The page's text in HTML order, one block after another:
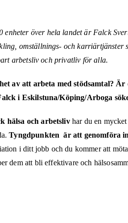
enheter över hela landet är Falck
omställnings- och
arbetsliv och privatliv för alla.
av att arbeta med stödsamtal?
i Eskilstuna/Köping/Arboga
hälsa och arbetsliv har du en
Tyngdpunkten är att genomföra
i ditt jobb och du kommer att
dem att bli effektivare och